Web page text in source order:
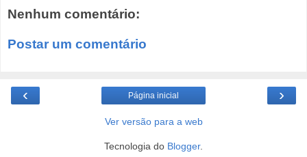
Nenhum comentário:
Postar um comentário
‹ ›
Página inicial
Ver versão para a web
Tecnologia do Blogger.